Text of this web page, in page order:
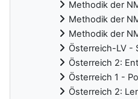
Methodik der
Methodik der
Methodik der
Österreich-LV -
Österreich 2:
Österreich 1 -
Österreich 2: